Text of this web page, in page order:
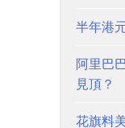
半年港
阿里巴
見頂？
花旗料